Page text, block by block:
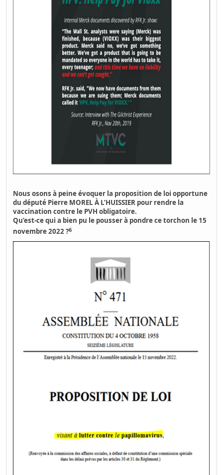
Nous osons à peine évoquer la proposition de loi opportune
du député Pierre MOREL À L’HUISSIER pour rendre la
vaccination contre le PVH obligatoire.
Qu’est-ce qui a bien pu le pousser à pondre ce torchon le 15
novembre 2022 ?6